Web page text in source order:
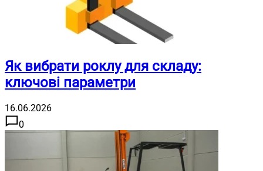
Як вибрати роклу для складу:
ключові параметри
16.06.2026
0